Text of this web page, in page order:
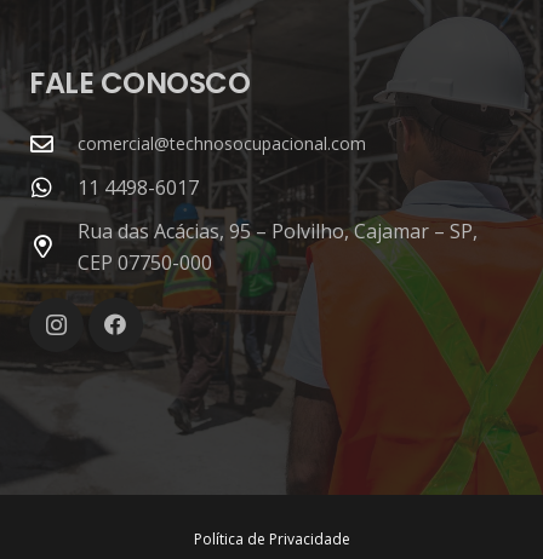
FALE CONOSCO
comercial@technosocupacional.com
11 4498-6017
Rua das Acácias, 95 – Polvilho, Cajamar – SP,
CEP 07750-000
Política de Privacidade